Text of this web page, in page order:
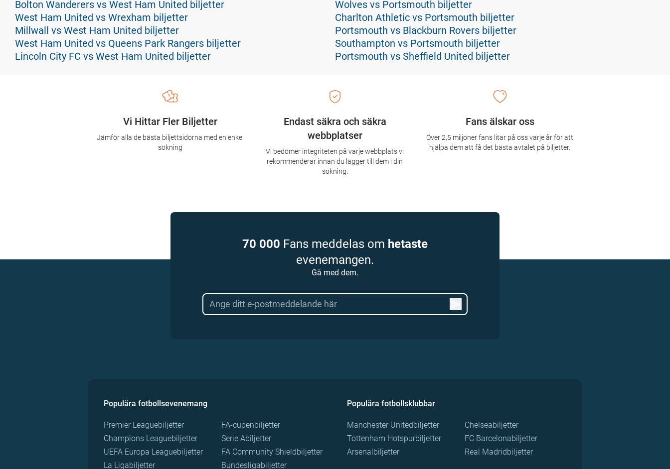
Bolton Wanderers vs West Ham United biljetter
West Ham United vs Wrexham biljetter
Millwall vs West Ham United biljetter
West Ham United vs Queens Park Rangers biljetter
Lincoln City FC vs West Ham United biljetter
Wolves vs Portsmouth biljetter
Charlton Athletic vs Portsmouth biljetter
Portsmouth vs Blackburn Rovers biljetter
Southampton vs Portsmouth biljetter
Portsmouth vs Sheffield United biljetter
Endast säkra och säkra
webbplatser
Vi bedömer integriteten på varje webbplats vi
rekommenderar innan du lägger till dem i din
sökning.
Vi Hittar Fler Biljetter
Jämför alla de bästa biljettsidorna med en enkel
sökning
Fans älskar oss
Över 2,5 miljoner fans litar på oss varje år för att
hjälpa dem att få det bästa avtalet på biljetter.
70 000 Fans meddelas om hetaste
evenemangen.
Gå med dem.
Populära fotbollsevenemang
Premier Leaguebiljetter
Champions Leaguebiljetter
UEFA Europa Leaguebiljetter
La Ligabiljetter
FA-cupenbiljetter
Serie Abiljetter
FA Community Shieldbiljetter
Bundesligabiljetter
Populära fotbollsklubbar
Manchester Unitedbiljetter
Tottenham Hotspurbiljetter
Arsenalbiljetter
Chelseabiljetter
FC Barcelonabiljetter
Real Madridbiljetter